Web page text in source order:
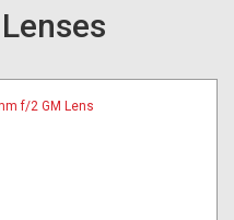
Alışverişe